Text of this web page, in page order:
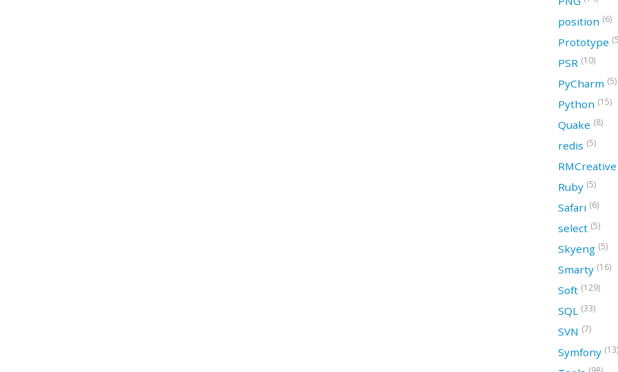
position (6)
Prototype
PSR (10)
PyCharm (5)
Python (15)
Quake (8)
redis (5)
RMCreative
Ruby (5)
Safari (6)
select (5)
Skyeng (5)
Smarty (16)
Soft (129)
SQL (33)
SVN (7)
Symfony (13)